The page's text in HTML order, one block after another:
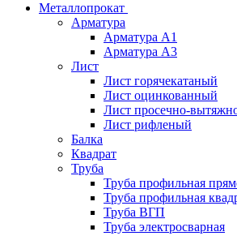
Металлопрокат
Арматура
Арматура А1
Арматура А3
Лист
Лист горячекатаный
Лист оцинкованный
Лист просечно-
Лист рифленый
Балка
Квадрат
Труба
Труба профильная
Труба профильная
Труба ВГП
Труба электросварная